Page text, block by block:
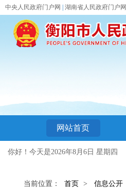
中央人民政府门户网 湖南省人民政府门户网
网站首页
你好！今天是2026年8月6日 星期四
当前位置： 首页 > 信息公开